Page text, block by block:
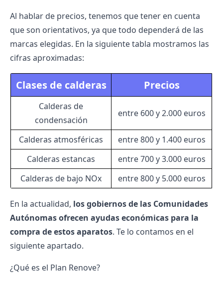
Al hablar de precios, tenemos que tener en cuenta
que son orientativos, ya que todo dependerá de las
marcas elegidas. En la siguiente tabla mostramos las
cifras aproximadas:
Clases de calderas Precios
Calderas de
condensación
entre 600 y 2.000 euros
Calderas atmosféricas
entre 800 y 1.400 euros
Calderas estancas
entre 700 y 3.000 euros
Calderas de bajo NOx
entre 800 y 5.000 euros
En la actualidad, los gobiernos de las Comunidades
Autónomas ofrecen ayudas económicas para la
compra de estos aparatos. Te lo contamos en el
siguiente apartado.
¿Qué es el Plan Renove?